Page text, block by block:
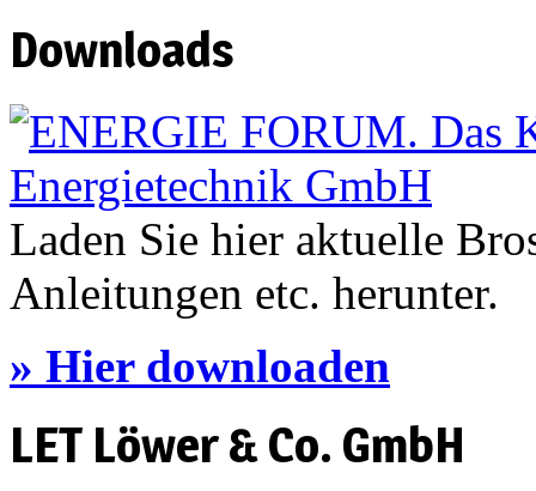
Downloads
Laden Sie hier aktuelle
Anleitungen etc. herunter.
» Hier downloaden
LET Löwer & Co. GmbH